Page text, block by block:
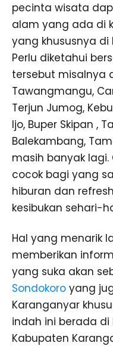
pecinta wisata
alam yang ada di
yang khususnya di
Perlu diketahui
tersebut misalnya
Tawangmangu,
Terjun Jumog,
Ijo, Buper Skipan ,
Balekambang,
masih banyak
cocok bagi yang
hiburan dan
kesibukan sehari-
Hal yang menarik
memberikan
yang suka akan
Sondokoro yang
Karanganyar
indah ini berada
Kabupaten